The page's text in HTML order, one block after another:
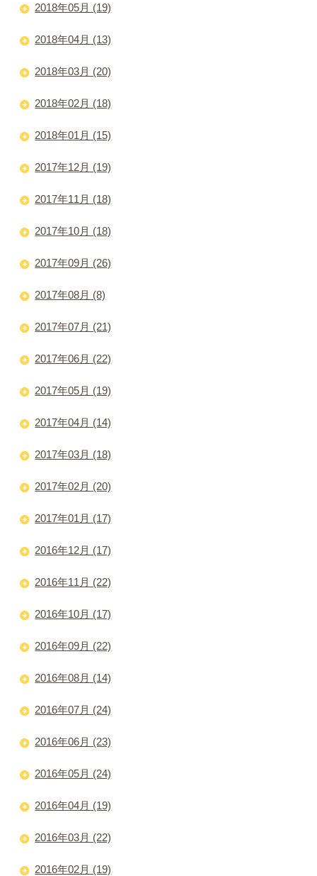
2018年05月 (19)
2018年04月 (13)
2018年03月 (20)
2018年02月 (18)
2018年01月 (15)
2017年12月 (19)
2017年11月 (18)
2017年10月 (18)
2017年09月 (26)
2017年08月 (8)
2017年07月 (21)
2017年06月 (22)
2017年05月 (19)
2017年04月 (14)
2017年03月 (18)
2017年02月 (20)
2017年01月 (17)
2016年12月 (17)
2016年11月 (22)
2016年10月 (17)
2016年09月 (22)
2016年08月 (14)
2016年07月 (24)
2016年06月 (23)
2016年05月 (24)
2016年04月 (19)
2016年03月 (22)
2016年02月 (19)